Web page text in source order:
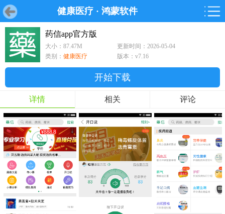
健康医疗 · 鸿蒙软件
首页 游戏 软件
首页 游戏 软件 鸿蒙
游戏
鸿蒙
软件
药信app官方版
大小：87.47M
更新时间：2026-05-04
类别： 健康医疗 版本：v7.16
开始下载
详情 相关 评论